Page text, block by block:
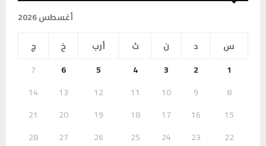
أغسطس 2026
س
د ن ث أرب خ
ج
1
2
3
4
5
6
7
8
9
10
11
12
13
14
15
16
17
18
19
20
21
22
23
24
25
26
27
28